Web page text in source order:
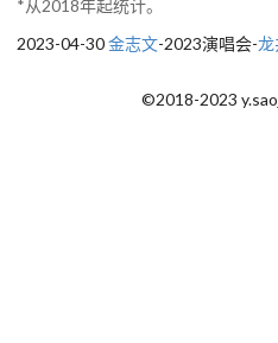
*从2018年起统计。
2023-04-30金志文-2023演唱会-龙
©2018-2023